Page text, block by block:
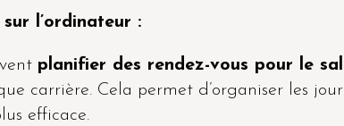
l’ordinateur :
planifier des rendez-vous pour le
carrière. Cela permet d’organiser les
efficace.